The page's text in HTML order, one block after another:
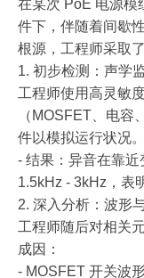
在某次 PoE 电源模
件下，伴随着间歇
根源，工程师采取
1. 初步检测：声学
工程师使用高灵敏
（MOSFET、电容
件以模拟运行状况。
- 结果：异音在靠
1.5kHz - 3kHz，表
2. 深入分析：波形
工程师随后对相关
成因：
- MOSFET 开关波